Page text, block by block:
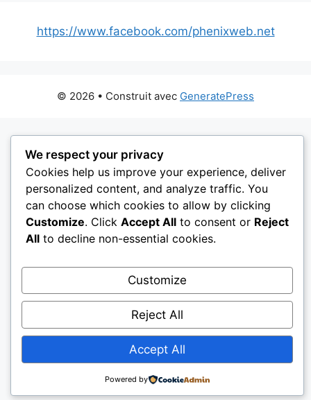
https://www.facebook.com/phenixweb.net
© 2026 • Construit avec GeneratePress
We respect your privacy
Cookies help us improve your experience, deliver
personalized content, and analyze traffic. You
can choose which cookies to allow by clicking
Customize. Click Accept All to consent or Reject
All to decline non-essential cookies.
Customize
Reject All
Accept All
Powered by